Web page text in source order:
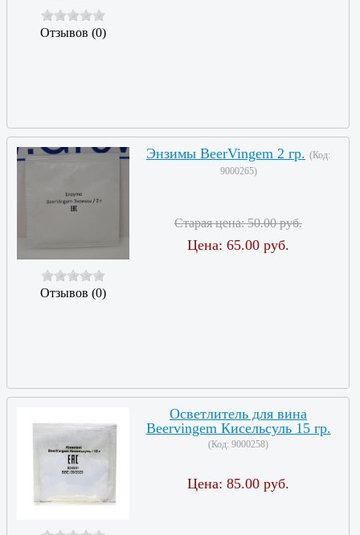
Отзывов (0)
Отзывов (0)
Энзимы BeerVingem 2 гр. (Код:
9000265)
Старая цена:50.00 руб.
Цена: 65.00 руб.
Осветлитель для вина
Beervingem Кисельсуль 15 гр.
(Код: 9000258)
Цена: 85.00 руб.